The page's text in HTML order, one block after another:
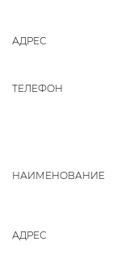
АДРЕС
ТЕЛЕФОН
НАИМЕНОВАНИЕ
АДРЕС